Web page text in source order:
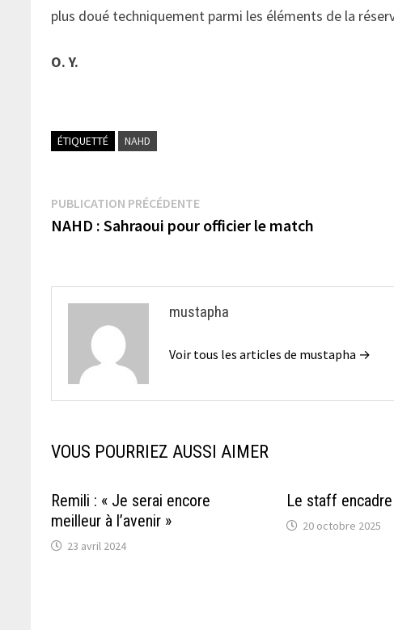
plus doué techniquement parmi les éléments de la
O. Y.
ÉTIQUETTÉ NAHD
Navigation
de
PUBLICATION PRÉCÉDENTEPublication
précédente :
NAHD : Sahraoui pour officier le match
mustapha
Voir tous les articles de mustapha →
VOUS POURRIEZ AUSSI AIMER
Remili : « Je serai encore
meilleur à l’avenir »
23 avril 2024
Le staff
20 octobre 2025